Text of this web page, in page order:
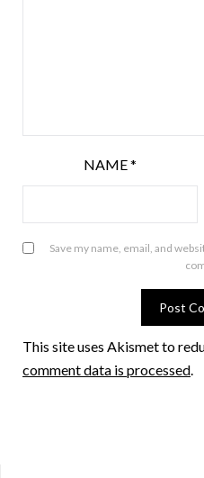
NAME*
Save my name, email, and
This site uses Akismet to
comment data is processed